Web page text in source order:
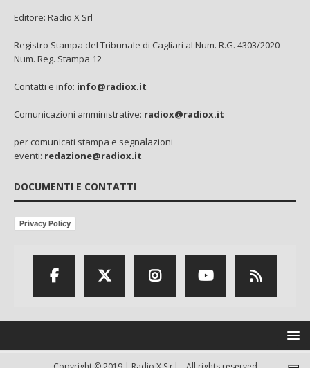
Editore: Radio X Srl
Registro Stampa del Tribunale di Cagliari al Num. R.G. 4303/2020
Num. Reg. Stampa 12
Contatti e info: info@radiox.it
Comunicazioni amministrative: radiox@radiox.it
per comunicati stampa e segnalazioni
eventi: redazione@radiox.it
DOCUMENTI E CONTATTI
Privacy Policy